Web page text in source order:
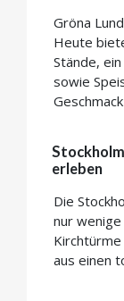
Gröna
Heute
Stände,
sowie
erleben
Die
nur
aus einen